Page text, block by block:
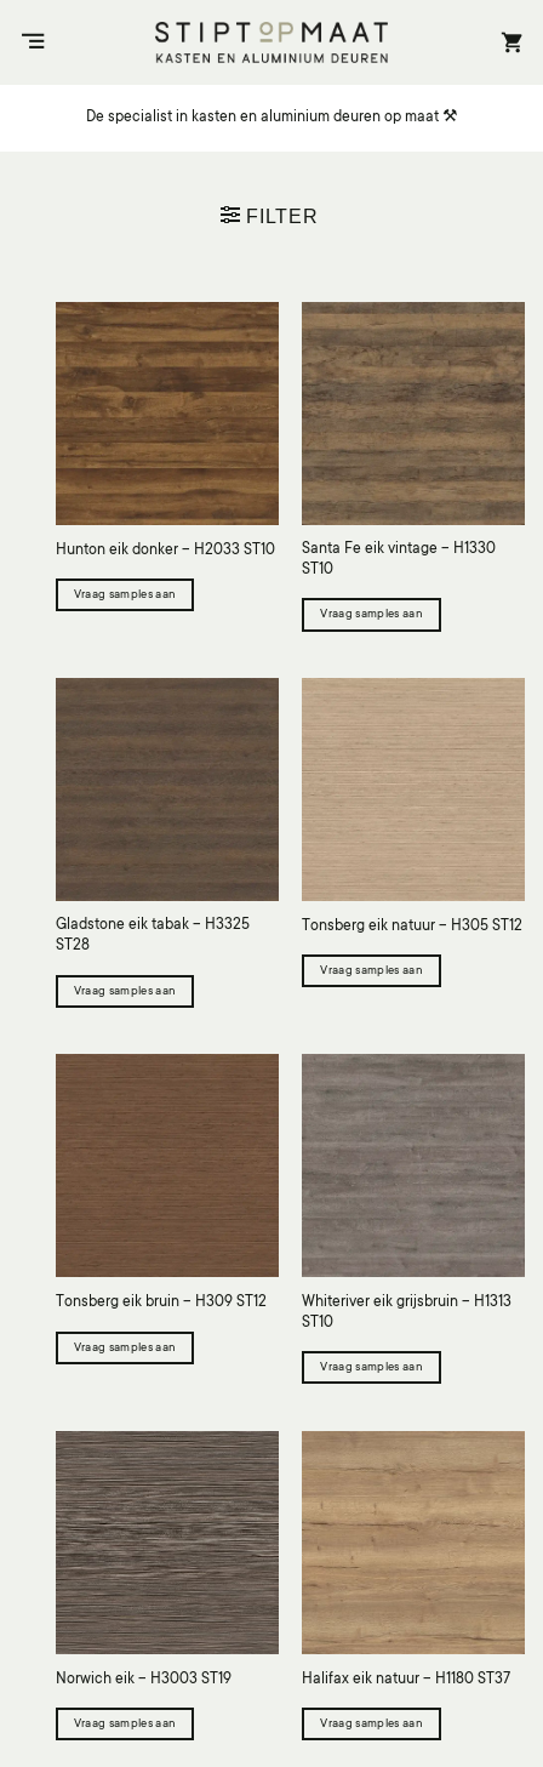
naar
De specialist in kasten en aluminium deuren op maat ⚒️
FILTER
Hunton eik donker – H2033 ST10
Vraag samples aan
Santa Fe eik vintage – H1330
ST10
Vraag samples aan
Gladstone eik tabak – H3325
ST28
Vraag samples aan
Tonsberg eik natuur – H305 ST12
Vraag samples aan
Tonsberg eik bruin – H309 ST12
Vraag samples aan
Whiteriver eik grijsbruin – H1313
ST10
Vraag samples aan
Norwich eik – H3003 ST19
Vraag samples aan
Halifax eik natuur – H1180 ST37
Vraag samples aan